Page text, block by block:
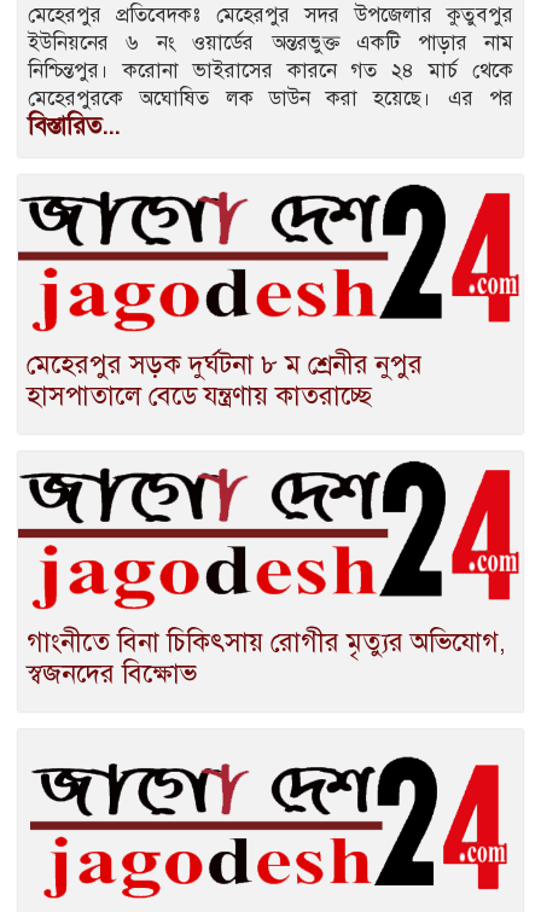
মেহেরপুর প্রতিবেদকঃ মেহেরপুর সদর উপজেলার কুতুবপুর
ইউনিয়নের ৬ নং ওয়ার্ডের অন্তরভুক্ত একটি পাড়ার নাম
নিশ্চিন্তপুর। করোনা ভাইরাসের কারনে গত ২৪ মার্চ থেকে
মেহেরপুরকে অঘোষিত লক ডাউন করা হয়েছে। এর পর
বিস্তারিত...
মেহেরপুর সড়ক দুর্ঘটনা ৮ ম শ্রেনীর নুপুর
হাসপাতালে বেডে যন্ত্রণায় কাতরাচ্ছে
গাংনীতে বিনা চিকিৎসায় রোগীর মৃত্যুর অভিযোগ,
স্বজনদের বিক্ষোভ